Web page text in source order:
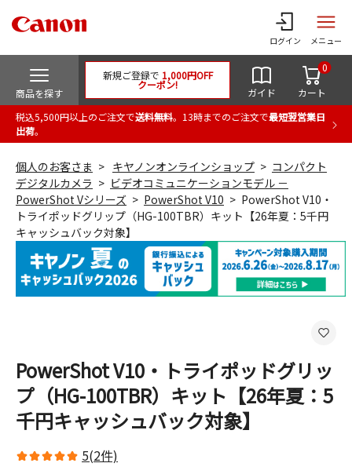
ログイン メニュー
商品を探す
新規ご登録で 1,000円OFF
クーポン!
ガイド カート
0
税込5,500円以上のご注文で送料無料。13時までのご注文で最短翌営業日
出荷。
個人のお客さま キヤノンオンラインショップ
コンパクト
デジタルカメラ
ビデオコミュニケーションモデル －
PowerShot Vシリーズ
PowerShot V10
PowerShot V10・
トライポッドグリップ（HG-100TBR）キット【26年夏：5千円
キャッシュバック対象】
PowerShot V10・トライポッドグリッ
プ（HG-100TBR）キット【26年夏：5
千円キャッシュバック対象】
5(2件)